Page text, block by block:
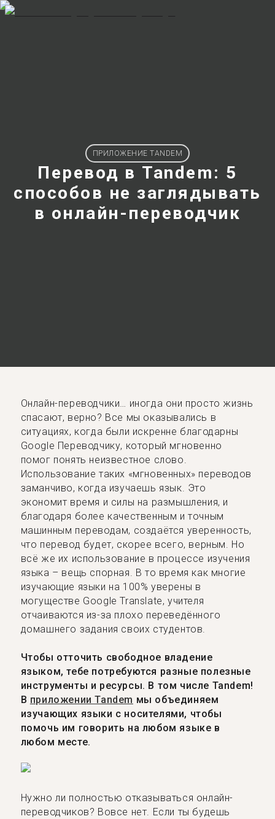
ПРИЛОЖЕНИЕ TANDEM
Перевод в Tandem: 5
способов не заглядывать
в онлайн-переводчик
Онлайн-переводчики… иногда они просто жизнь
спасают, верно? Все мы оказывались в
ситуациях, когда были искренне благодарны
Google Переводчику, который мгновенно
помог понять неизвестное слово.
Использование таких «мгновенных» переводов
заманчиво, когда изучаешь язык. Это
экономит время и силы на размышления, и
благодаря более качественным и точным
машинным переводам, создаётся уверенность,
что перевод будет, скорее всего, верным. Но
всё же их использование в процессе изучения
языка – вещь спорная. В то время как многие
изучающие языки на 100% уверены в
могуществе Google Translate, учителя
отчаиваются из-за плохо переведённого
домашнего задания своих студентов.
Чтобы отточить свободное владение
языком, тебе потребуются разные полезные
инструменты и ресурсы. В том числе Tandem!
В приложении Tandem мы объединяем
изучающих языки с носителями, чтобы
помочь им говорить на любом языке в
любом месте.
Нужно ли полностью отказываться онлайн-
переводчиков? Вовсе нет. Если ты будешь